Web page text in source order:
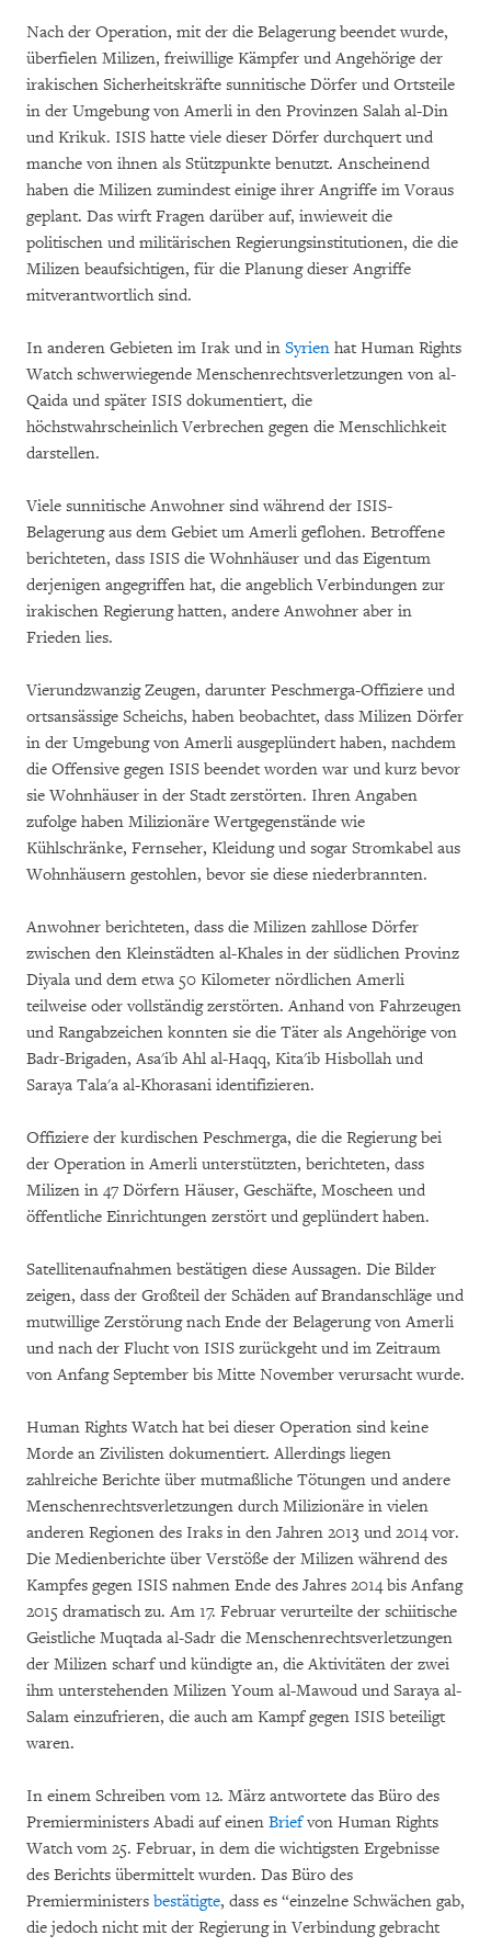
Nach der Operation, mit der die Belagerung beendet wurde,
überfielen Milizen, freiwillige Kämpfer und Angehörige der
irakischen Sicherheitskräfte sunnitische Dörfer und Ortsteile
in der Umgebung von Amerli in den Provinzen Salah al-Din
und Krikuk. ISIS hatte viele dieser Dörfer durchquert und
manche von ihnen als Stützpunkte benutzt. Anscheinend
haben die Milizen zumindest einige ihrer Angriffe im Voraus
geplant. Das wirft Fragen darüber auf, inwieweit die
politischen und militärischen Regierungsinstitutionen, die die
Milizen beaufsichtigen, für die Planung dieser Angriffe
mitverantwortlich sind.
In anderen Gebieten im Irak und in Syrien hat Human Rights
Watch schwerwiegende Menschenrechtsverletzungen von al-
Qaida und später ISIS dokumentiert, die
höchstwahrscheinlich Verbrechen gegen die Menschlichkeit
darstellen.
Viele sunnitische Anwohner sind während der ISIS-
Belagerung aus dem Gebiet um Amerli geflohen. Betroffene
berichteten, dass ISIS die Wohnhäuser und das Eigentum
derjenigen angegriffen hat, die angeblich Verbindungen zur
irakischen Regierung hatten, andere Anwohner aber in
Frieden lies.
Vierundzwanzig Zeugen, darunter Peschmerga-Offiziere und
ortsansässige Scheichs, haben beobachtet, dass Milizen Dörfer
in der Umgebung von Amerli ausgeplündert haben, nachdem
die Offensive gegen ISIS beendet worden war und kurz bevor
sie Wohnhäuser in der Stadt zerstörten. Ihren Angaben
zufolge haben Milizionäre Wertgegenstände wie
Kühlschränke, Fernseher, Kleidung und sogar Stromkabel aus
Wohnhäusern gestohlen, bevor sie diese niederbrannten.
Anwohner berichteten, dass die Milizen zahllose Dörfer
zwischen den Kleinstädten al-Khales in der südlichen Provinz
Diyala und dem etwa 50 Kilometer nördlichen Amerli
teilweise oder vollständig zerstörten. Anhand von Fahrzeugen
und Rangabzeichen konnten sie die Täter als Angehörige von
Badr-Brigaden, Asa'ib Ahl al-Haqq, Kita'ib Hisbollah und
Saraya Tala'a al-Khorasani identifizieren.
Offiziere der kurdischen Peschmerga, die die Regierung bei
der Operation in Amerli unterstützten, berichteten, dass
Milizen in 47 Dörfern Häuser, Geschäfte, Moscheen und
öffentliche Einrichtungen zerstört und geplündert haben.
Satellitenaufnahmen bestätigen diese Aussagen. Die Bilder
zeigen, dass der Großteil der Schäden auf Brandanschläge und
mutwillige Zerstörung nach Ende der Belagerung von Amerli
und nach der Flucht von ISIS zurückgeht und im Zeitraum
von Anfang September bis Mitte November verursacht wurde.
Human Rights Watch hat bei dieser Operation sind keine
Morde an Zivilisten dokumentiert. Allerdings liegen
zahlreiche Berichte über mutmaßliche Tötungen und andere
Menschenrechtsverletzungen durch Milizionäre in vielen
anderen Regionen des Iraks in den Jahren 2013 und 2014 vor.
Die Medienberichte über Verstöße der Milizen während des
Kampfes gegen ISIS nahmen Ende des Jahres 2014 bis Anfang
2015 dramatisch zu. Am 17. Februar verurteilte der schiitische
Geistliche Muqtada al-Sadr die Menschenrechtsverletzungen
der Milizen scharf und kündigte an, die Aktivitäten der zwei
ihm unterstehenden Milizen Youm al-Mawoud und Saraya al-
Salam einzufrieren, die auch am Kampf gegen ISIS beteiligt
waren.
In einem Schreiben vom 12. März antwortete das Büro des
Premierministers Abadi auf einen Briefvon Human Rights
Watch vom 25. Februar, in dem die wichtigsten Ergebnisse
des Berichts übermittelt wurden. Das Büro des
Premierministers bestätigte, dass es “einzelne Schwächen gab,
die jedoch nicht mit der Regierung in Verbindung gebracht